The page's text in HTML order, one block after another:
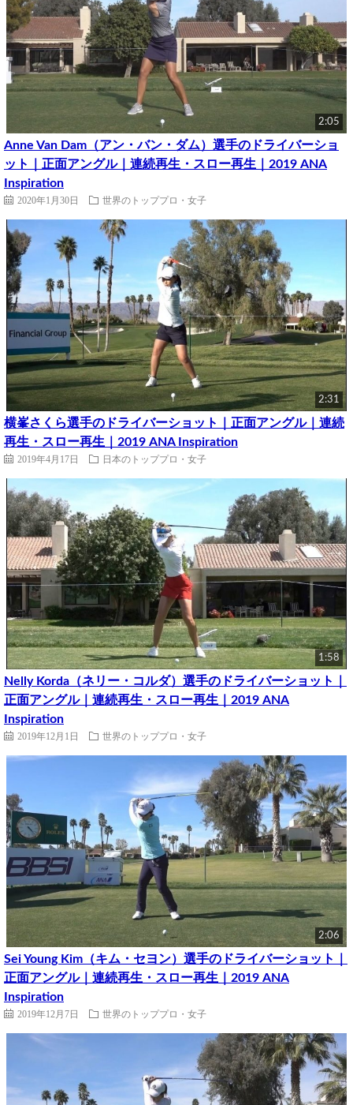
2:05
Anne Van Dam（アン・バン・ダム）選手のドライバーショ
ット｜正面アングル｜連続再生・スロー再生｜2019 ANA
Inspiration
2020年1月30日 世界のトッププロ・女子
2:31
横峯さくら選手のドライバーショット｜正面アングル｜連続
再生・スロー再生｜2019 ANA Inspiration
2019年4月17日 日本のトッププロ・女子
1:58
Nelly Korda（ネリー・コルダ）選手のドライバーショット｜
正面アングル｜連続再生・スロー再生｜2019 ANA
Inspiration
2019年12月1日 世界のトッププロ・女子
2:06
Sei Young Kim（キム・セヨン）選手のドライバーショット｜
正面アングル｜連続再生・スロー再生｜2019 ANA
Inspiration
2019年12月7日 世界のトッププロ・女子